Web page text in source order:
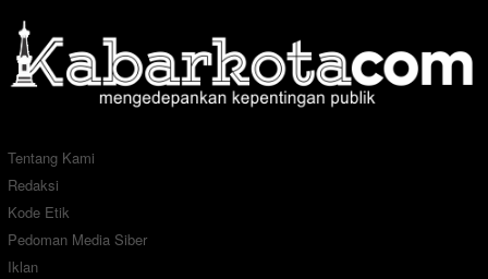
Tentang Kami
Redaksi
Kode Etik
Pedoman Media Siber
Iklan